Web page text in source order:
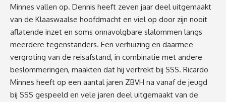
Minnes vallen op. Dennis heeft zeven jaar deel uitgemaakt
van de Klaaswaalse hoofdmacht en viel op door zijn nooit
aflatende inzet en soms onnavolgbare slalommen langs
meerdere tegenstanders. Een verhuizing en daarmee
vergroting van de reisafstand, in combinatie met andere
beslommeringen, maakten dat hij vertrekt bij SSS. Ricardo
Minnes heeft op een aantal jaren ZBVH na vanaf de jeugd
bij SSS gespeeld en vele jaren deel uitgemaakt van de